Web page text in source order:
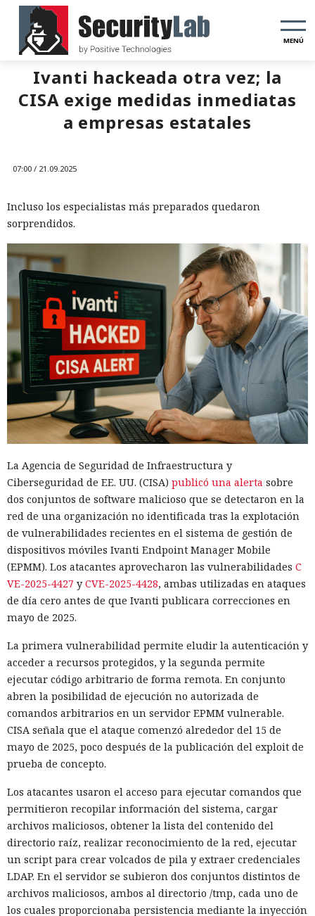
MENÚ
Ivanti hackeada otra vez; la
CISA exige medidas inmediatas
a empresas estatales
07:00 / 21.09.2025
Incluso los especialistas más preparados quedaron
sorprendidos.
La Agencia de Seguridad de Infraestructura y
Ciberseguridad de EE. UU. (CISA) publicó una alerta sobre
dos conjuntos de software malicioso que se detectaron en la
red de una organización no identificada tras la explotación
de vulnerabilidades recientes en el sistema de gestión de
dispositivos móviles Ivanti Endpoint Manager Mobile
(EPMM). Los atacantes aprovecharon las vulnerabilidades C
VE-2025-4427 y CVE-2025-4428, ambas utilizadas en ataques
de día cero antes de que Ivanti publicara correcciones en
mayo de 2025.
La primera vulnerabilidad permite eludir la autenticación y
acceder a recursos protegidos, y la segunda permite
ejecutar código arbitrario de forma remota. En conjunto
abren la posibilidad de ejecución no autorizada de
comandos arbitrarios en un servidor EPMM vulnerable.
CISA señala que el ataque comenzó alrededor del 15 de
mayo de 2025, poco después de la publicación del exploit de
prueba de concepto.
Los atacantes usaron el acceso para ejecutar comandos que
permitieron recopilar información del sistema, cargar
archivos maliciosos, obtener la lista del contenido del
directorio raíz, realizar reconocimiento de la red, ejecutar
un script para crear volcados de pila y extraer credenciales
LDAP. En el servidor se subieron dos conjuntos distintos de
archivos maliciosos, ambos al directorio /tmp, cada uno de
los cuales proporcionaba persistencia mediante la inyección